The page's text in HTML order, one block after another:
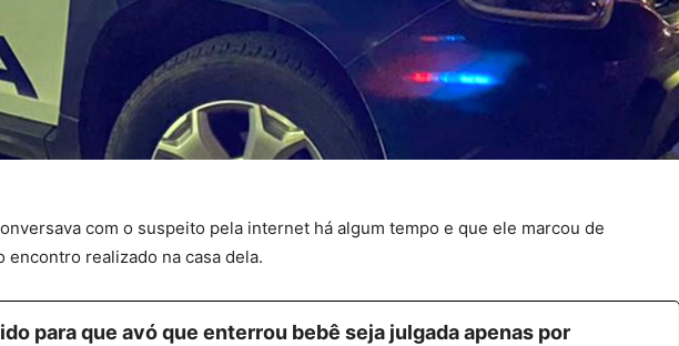
com o suspeito pela internet há algum tempo e que ele marcou de
realizado na casa dela.
para que avó que enterrou bebê seja julgada apenas por